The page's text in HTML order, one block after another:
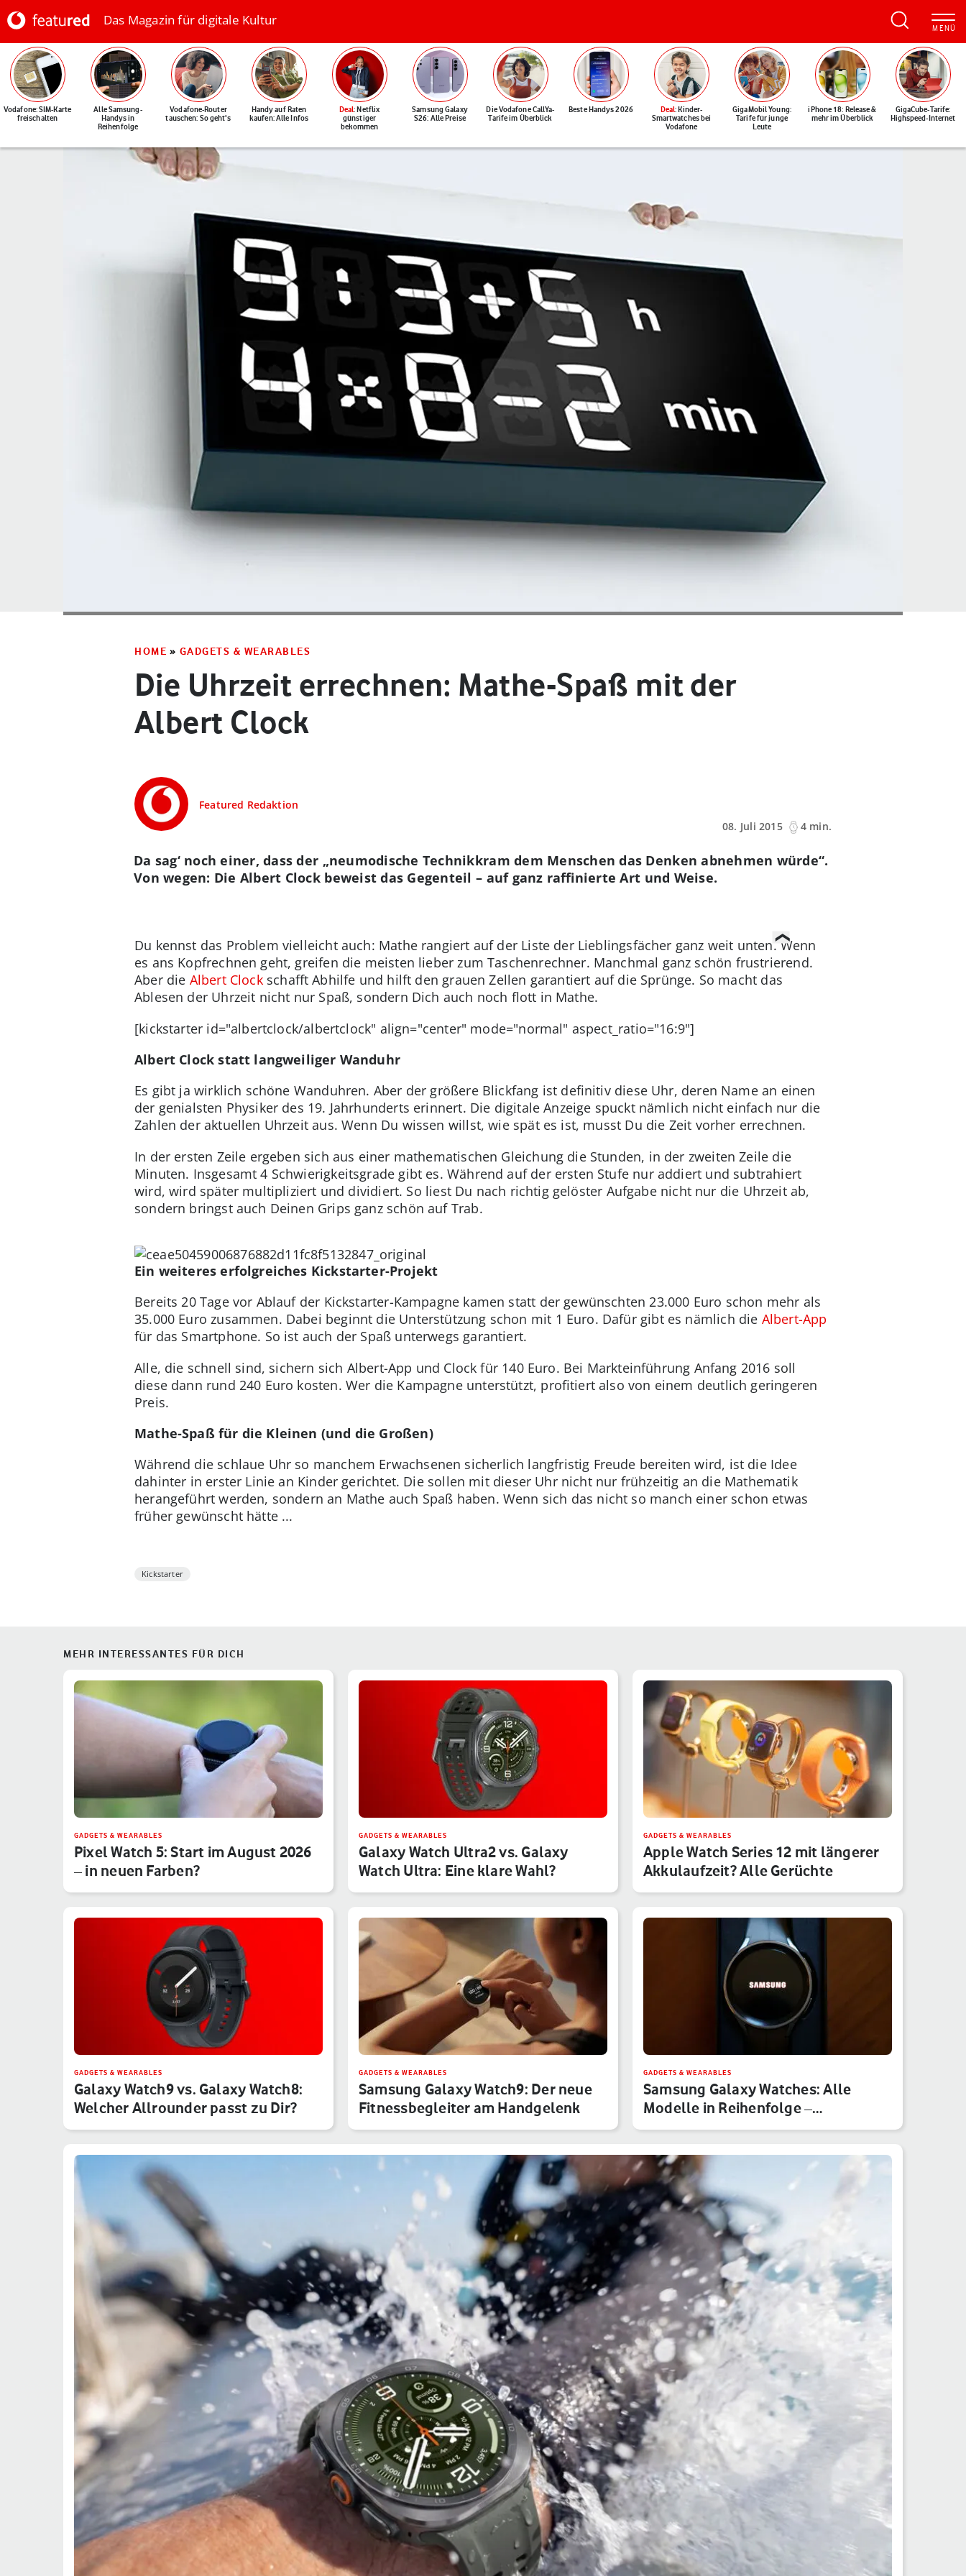
Das Magazin für digitale Kultur
Vodafone: SIM-Karte
freischalten
Alle Samsung-
Handys in
Reihenfolge
Vodafone-Router
tauschen: So geht's
Handy auf Raten
kaufen: Alle Infos
Deal: Netflix
günstiger
bekommen
Samsung Galaxy
S26: Alle Preise
Die Vodafone CallYa-
Tarife im Überblick
Beste Handys 2026 Deal: Kinder-
Smartwatches bei
Vodafone
GigaMobil Young:
Tarife für junge
Leute
iPhone 18: Release &
mehr im Überblick
GigaCube-Tarife:
Highspeed-Internet
HOME » GADGETS & WEARABLES
Die Uhrzeit errechnen: Mathe-Spaß mit der
Albert Clock
Featured Redaktion
08. Juli 2015
4 min.
Da sag‘ noch einer, dass der „neumodische Technikkram dem Menschen das Denken abnehmen würde“.
Von wegen: Die Albert Clock beweist das Gegenteil – auf ganz raffinierte Art und Weise.
Du kennst das Problem vielleicht auch: Mathe rangiert auf der Liste der Lieblingsfächer ganz weit unten. Wenn
es ans Kopfrechnen geht, greifen die meisten lieber zum Taschenrechner. Manchmal ganz schön frustrierend.
Aber die Albert Clockschafft Abhilfe und hilft den grauen Zellen garantiert auf die Sprünge. So macht das
Ablesen der Uhrzeit nicht nur Spaß, sondern Dich auch noch flott in Mathe.
[kickstarter id="albertclock/albertclock" align="center" mode="normal" aspect_ratio="16:9"]
Albert Clock statt langweiliger Wanduhr
Es gibt ja wirklich schöne Wanduhren. Aber der größere Blickfang ist definitiv diese Uhr, deren Name an einen
der genialsten Physiker des 19. Jahrhunderts erinnert. Die digitale Anzeige spuckt nämlich nicht einfach nur die
Zahlen der aktuellen Uhrzeit aus. Wenn Du wissen willst, wie spät es ist, musst Du die Zeit vorher errechnen.
In der ersten Zeile ergeben sich aus einer mathematischen Gleichung die Stunden, in der zweiten Zeile die
Minuten. Insgesamt 4 Schwierigkeitsgrade gibt es. Während auf der ersten Stufe nur addiert und subtrahiert
wird, wird später multipliziert und dividiert. So liest Du nach richtig gelöster Aufgabe nicht nur die Uhrzeit ab,
sondern bringst auch Deinen Grips ganz schön auf Trab.
Ein weiteres erfolgreiches Kickstarter-Projekt
Bereits 20 Tage vor Ablauf der Kickstarter-Kampagne kamen statt der gewünschten 23.000 Euro schon mehr als
35.000 Euro zusammen. Dabei beginnt die Unterstützung schon mit 1 Euro. Dafür gibt es nämlich die Albert-App
für das Smartphone. So ist auch der Spaß unterwegs garantiert.
Alle, die schnell sind, sichern sich Albert-App und Clock für 140 Euro. Bei Markteinführung Anfang 2016 soll
diese dann rund 240 Euro kosten. Wer die Kampagne unterstützt, profitiert also von einem deutlich geringeren
Preis.
Mathe-Spaß für die Kleinen (und die Großen)
Während die schlaue Uhr so manchem Erwachsenen sicherlich langfristig Freude bereiten wird, ist die Idee
dahinter in erster Linie an Kinder gerichtet. Die sollen mit dieser Uhr nicht nur frühzeitig an die Mathematik
herangeführt werden, sondern an Mathe auch Spaß haben. Wenn sich das nicht so manch einer schon etwas
früher gewünscht hätte ...
Kickstarter
MEHR INTERESSANTES FÜR DICH
GADGETS & WEARABLES
Pixel Watch 5: Start im August 2026
– in neuen Farben?
GADGETS & WEARABLES
Galaxy Watch Ultra2 vs. Galaxy
Watch Ultra: Eine klare Wahl?
GADGETS & WEARABLES
Apple Watch Series 12 mit längerer
Akkulaufzeit? Alle Gerüchte
GADGETS & WEARABLES
Galaxy Watch9 vs. Galaxy Watch8:
Welcher Allrounder passt zu Dir?
GADGETS & WEARABLES
Samsung Galaxy Watch9: Der neue
Fitnessbegleiter am Handgelenk
GADGETS & WEARABLES
Samsung Galaxy Watches: Alle
Modelle in Reihenfolge –
Hauptserie,…